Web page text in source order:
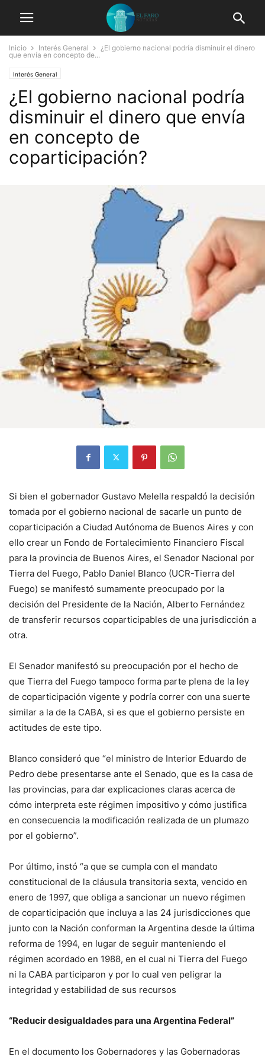
Inicio Interés General
¿El gobierno nacional podría disminuir el dinero
que envía en concepto de...
Interés General
¿El gobierno nacional podría
disminuir el dinero que envía
en concepto de
coparticipación?
Si bien el gobernador Gustavo Melella respaldó la decisión
tomada por el gobierno nacional de sacarle un punto de
coparticipación a Ciudad Autónoma de Buenos Aires y con
ello crear un Fondo de Fortalecimiento Financiero Fiscal
para la provincia de Buenos Aires, el Senador Nacional por
Tierra del Fuego, Pablo Daniel Blanco (UCR-Tierra del
Fuego) se manifestó sumamente preocupado por la
decisión del Presidente de la Nación, Alberto Fernández
de transferir recursos coparticipables de una jurisdicción a
otra.
El Senador manifestó su preocupación por el hecho de
que Tierra del Fuego tampoco forma parte plena de la ley
de coparticipación vigente y podría correr con una suerte
similar a la de la CABA, si es que el gobierno persiste en
actitudes de este tipo.
Blanco consideró que “el ministro de Interior Eduardo de
Pedro debe presentarse ante el Senado, que es la casa de
las provincias, para dar explicaciones claras acerca de
cómo interpreta este régimen impositivo y cómo justifica
en consecuencia la modificación realizada de un plumazo
por el gobierno”.
Por último, instó “a que se cumpla con el mandato
constitucional de la cláusula transitoria sexta, vencido en
enero de 1997, que obliga a sancionar un nuevo régimen
de coparticipación que incluya a las 24 jurisdicciones que
junto con la Nación conforman la Argentina desde la última
reforma de 1994, en lugar de seguir manteniendo el
régimen acordado en 1988, en el cual ni Tierra del Fuego
ni la CABA participaron y por lo cual ven peligrar la
integridad y estabilidad de sus recursos
“Reducir desigualdades para una Argentina Federal”
En el documento los Gobernadores y las Gobernadoras